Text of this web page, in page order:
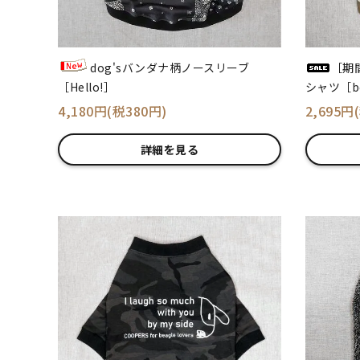
dog'sバンダナ柄ノースリーブ
［Hello!］
4,180円(税380円)
詳細を見る
［
シャツ［
2,695円